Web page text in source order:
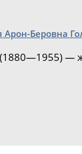
Арон-Беровна
—